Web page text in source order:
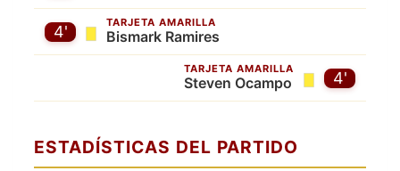
TARJETA AMARILLA
Bismark Ramires
4'
4'
TARJETA AMARILLA
Steven Ocampo
ESTADÍSTICAS DEL PARTIDO